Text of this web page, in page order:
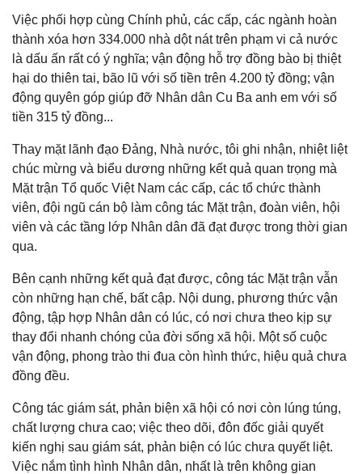
Việc phối hợp cùng Chính phủ, các cấp, các ngành hoàn
thành xóa hơn 334.000 nhà dột nát trên phạm vi cả nước
là dấu ấn rất có ý nghĩa; vận động hỗ trợ đồng bào bị thiệt
hại do thiên tai, bão lũ với số tiền trên 4.200 tỷ đồng; vận
động quyên góp giúp đỡ Nhân dân Cu Ba anh em với số
tiền 315 tỷ đồng...
Thay mặt lãnh đạo Đảng, Nhà nước, tôi ghi nhận, nhiệt liệt
chúc mừng và biểu dương những kết quả quan trọng mà
Mặt trận Tổ quốc Việt Nam các cấp, các tổ chức thành
viên, đội ngũ cán bộ làm công tác Mặt trận, đoàn viên, hội
viên và các tầng lớp Nhân dân đã đạt được trong thời gian
qua.
Bên cạnh những kết quả đạt được, công tác Mặt trận vẫn
còn những hạn chế, bất cập. Nội dung, phương thức vận
động, tập hợp Nhân dân có lúc, có nơi chưa theo kịp sự
thay đổi nhanh chóng của đời sống xã hội. Một số cuộc
vận động, phong trào thi đua còn hình thức, hiệu quả chưa
đồng đều.
Công tác giám sát, phản biện xã hội có nơi còn lúng túng,
chất lượng chưa cao; việc theo dõi, đôn đốc giải quyết
kiến nghị sau giám sát, phản biện có lúc chưa quyết liệt.
Việc nắm tình hình Nhân dân, nhất là trên không gian